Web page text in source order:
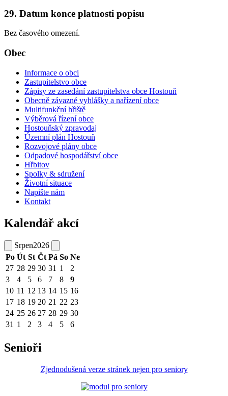
29. Datum konce platnosti popisu
Bez časového omezení.
Obec
Informace o obci
Zastupitelstvo obce
Zápisy ze zasedání zastupitelstva obce Hostouň
Obecně závazné vyhlášky a nařízení obce
Multifunkční hřiště
Výběrová řízení obce
Hostouňský zpravodaj
Územní plán Hostouň
Rozvojové plány obce
Odpadové hospodářství obce
Hřbitov
Spolky & sdružení
Životní situace
Napište nám
Kontakt
Kalendář akcí
Srpen2026
Po Út St Čt Pá So Ne
27 28 29 30 31 1
2
3
4 5 6 7 8
9
10 11 12 13 14 15 16
17 18 19 20 21 22 23
24 25 26 27 28 29 30
31 1 2 3 4 5 6
Senioři
Zjednodušená verze stránek nejen pro seniory